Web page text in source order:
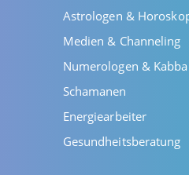
Astrologen &
Medien & Channeling
Numerologen &
Schamanen
Energiearbeiter
Gesundheitsberatung